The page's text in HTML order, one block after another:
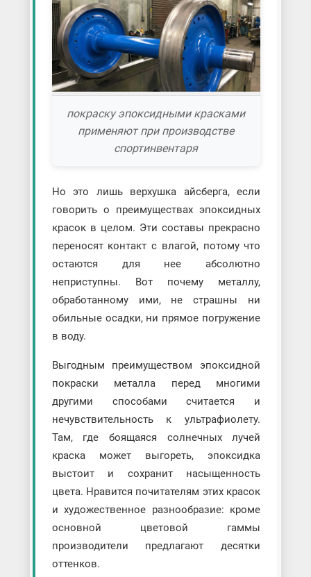
покраску эпоксидными красками
применяют при производстве
спортинвентаря
Но это лишь верхушка айсберга, если
говорить о преимуществах эпоксидных
красок в целом. Эти составы прекрасно
переносят контакт с влагой, потому что
остаются для нее абсолютно
неприступны. Вот почему металлу,
обработанному ими, не страшны ни
обильные осадки, ни прямое погружение
в воду.
Выгодным преимуществом эпоксидной
покраски металла перед многими
другими способами считается и
нечувствительность к ультрафиолету.
Там, где боящаяся солнечных лучей
краска может выгореть, эпоксидка
выстоит и сохранит насыщенность
цвета. Нравится почитателям этих красок
и художественное разнообразие: кроме
основной цветовой гаммы
производители предлагают десятки
оттенков.